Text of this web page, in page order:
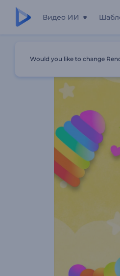
Видео ИИ
Would you like to change